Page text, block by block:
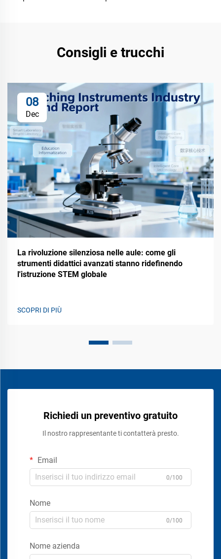
Consigli e trucchi
08
Dec
La rivoluzione silenziosa nelle aule: come gli
strumenti didattici avanzati stanno ridefinendo
l'istruzione STEM globale
SCOPRI DI PIÙ
Richiedi un preventivo gratuito
Il nostro rappresentante ti contatterà presto.
Email
0/100
Nome
0/100
Nome azienda